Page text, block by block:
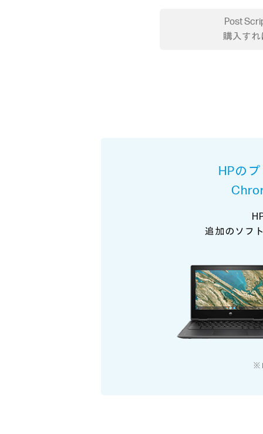
Post
購入す
HPの
追加のソフ
※